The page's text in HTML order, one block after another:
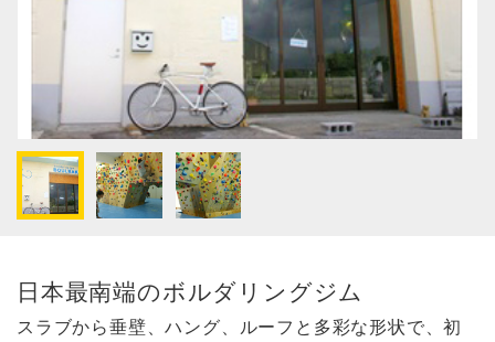
日本最南端のボルダリングジム
スラブから垂壁、ハング、ルーフと多彩な形状で、初